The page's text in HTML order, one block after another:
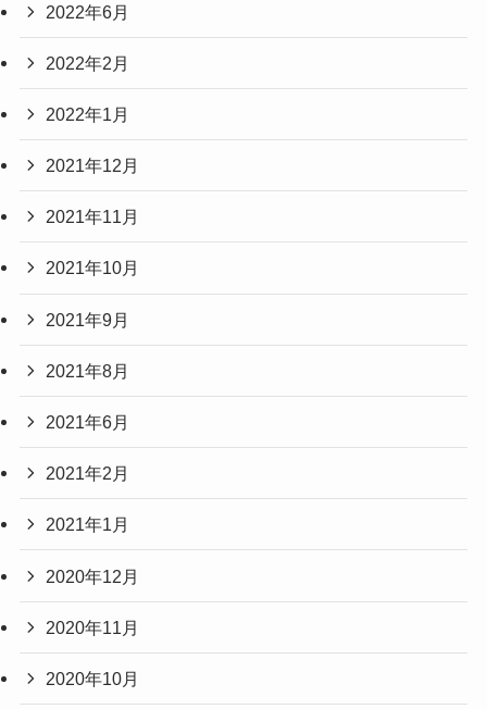
2022年6月
2022年2月
2022年1月
2021年12月
2021年11月
2021年10月
2021年9月
2021年8月
2021年6月
2021年2月
2021年1月
2020年12月
2020年11月
2020年10月